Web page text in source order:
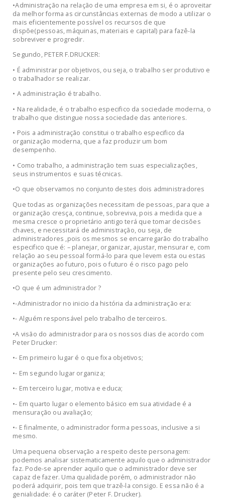
•Administração na relação de uma empresa em si, é o aproveitar
da melhor forma as circunstâncias externas de modo a utilizar o
mais eficientemente possível os recursos de que
dispõe(pessoas, máquinas, materiais e capital) para fazê-la
sobreviver e progredir.
Segundo, PETER F.DRUCKER:
• É administrar por objetivos, ou seja, o trabalho ser produtivo e
o trabalhador se realizar.
• A administração é trabalho.
• Na realidade, é o trabalho especifico da sociedade moderna, o
trabalho que distingue nossa sociedade das anteriores.
• Pois a administração constitui o trabalho especifico da
organização moderna, que a faz produzir um bom
desempenho.
• Como trabalho, a administração tem suas especializações,
seus instrumentos e suas técnicas.
•O que observamos no conjunto destes dois administradores
Que todas as organizações necessitam de pessoas, para que a
organização cresça, continue, sobreviva, pois a medida que a
mesma cresce o proprietário antigo terá que tomar decisões
chaves, e necessitará de administração, ou seja, de
administradores ,pois os mesmos se encarregarão do trabalho
especifico que é: – planejar, organizar, ajustar, mensurar e, com
relação ao seu pessoal formá-lo para que levem esta ou estas
organizações ao futuro, pois o futuro é o risco pago pelo
presente pelo seu crescimento.
•O que é um administrador ?
•-Administrador no inicio da história da administração era:
•- Alguém responsável pelo trabalho de terceiros.
•A visão do administrador para os nossos dias de acordo com
Peter Drucker:
•- Em primeiro lugar é o que fixa objetivos;
•- Em segundo lugar organiza;
•- Em terceiro lugar, motiva e educa;
•- Em quarto lugar o elemento básico em sua atividade é a
mensuração ou avaliação;
•- E finalmente, o administrador forma pessoas, inclusive a si
mesmo.
Uma pequena observação a respeito deste personagem:
podemos analisar sistematicamente aquilo que o administrador
faz. Pode-se aprender aquilo que o administrador deve ser
capaz de fazer. Uma qualidade porém, o administrador não
poderá adquirir, pois tem que trazê-la consigo. E essa não é a
genialidade: é o caráter (Peter F. Drucker).